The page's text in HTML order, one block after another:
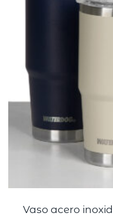
Vaso acero